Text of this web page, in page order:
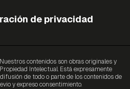
de privacidad
contenidos son obras originales y
Intelectual. Está expresamente
de todo o parte de los contenidos de
y expreso consentimiento.